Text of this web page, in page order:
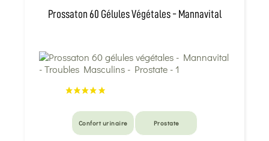
Prossaton 60 Gélules Végétales - Mannavital
Confort urinaire Prostate